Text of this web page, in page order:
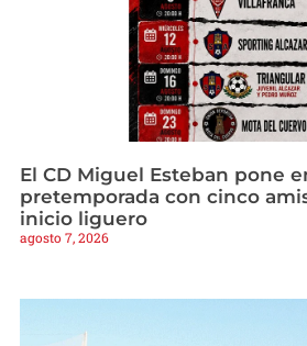
El CD Miguel Esteban pone
pretemporada con cinco
inicio liguero
agosto 7, 2026